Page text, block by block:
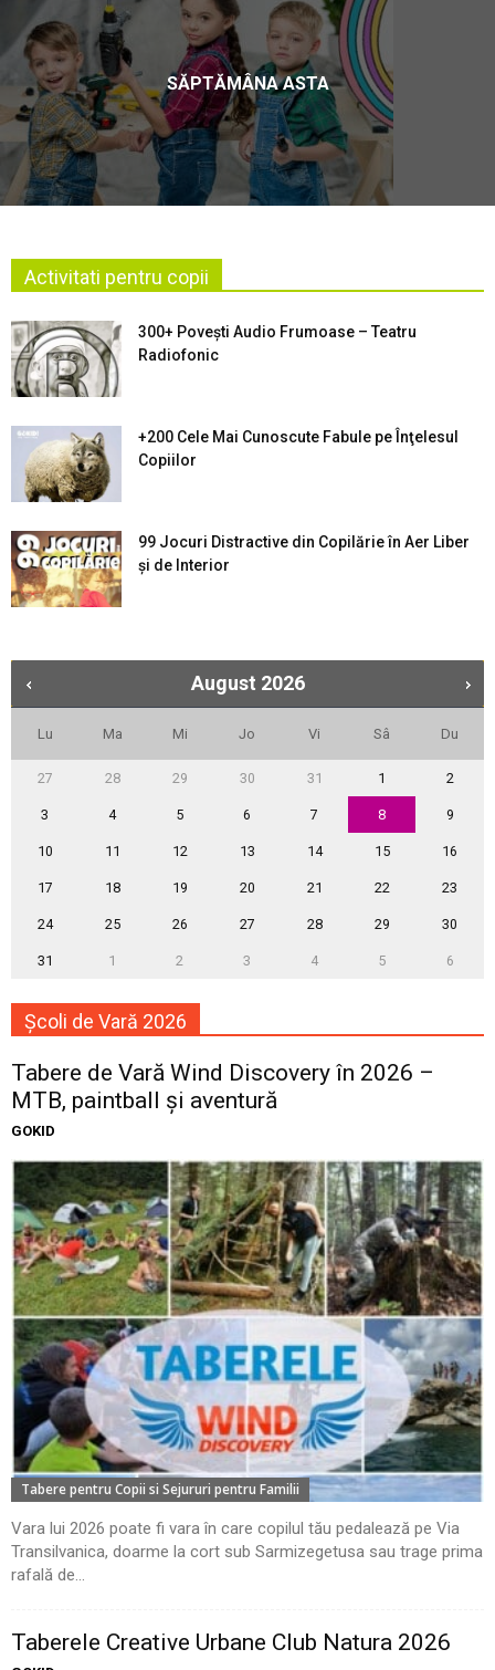
SĂPTĂMÂNA ASTA
Activitati pentru copii
300+ Povești Audio Frumoase – Teatru
Radiofonic
+200 Cele Mai Cunoscute Fabule pe Înţelesul
Copiilor
99 Jocuri Distractive din Copilărie în Aer Liber
şi de Interior
August 2026
Lu Ma Mi Jo Vi Sâ Du
27 28 29 30 31 1 2
3 4 5 6 7 8 9
10 11 12 13 14 15 16
17 18 19 20 21 22 23
24 25 26 27 28 29 30
31 1 2 3 4 5 6
Școli de Vară 2026
Tabere de Vară Wind Discovery în 2026 –
MTB, paintball și aventură
GOKID
Tabere pentru Copii si Sejururi pentru Familii
Vara lui 2026 poate fi vara în care copilul tău pedalează pe Via
Transilvanica, doarme la cort sub Sarmizegetusa sau trage prima
rafală de...
Taberele Creative Urbane Club Natura 2026